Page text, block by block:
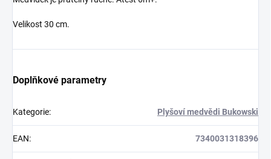
Velikost 30 cm.
Doplňkové parametry
Kategorie: Plyšoví medvědi Bukowski
EAN: 7340031318396